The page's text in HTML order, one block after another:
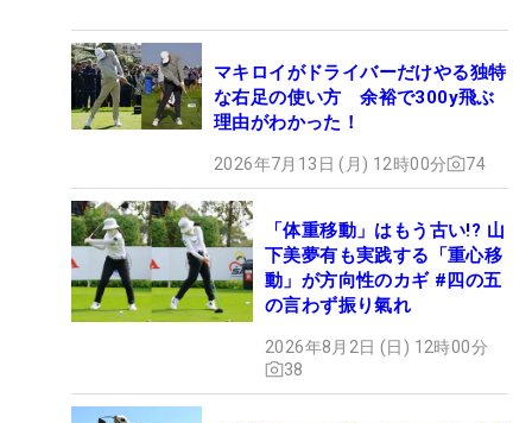
マキロイがドライバーだけやる独特
な右足の使い方 余裕で300y飛ぶ
理由がわかった！
2026年7月13日 (月) 12時00分 74
「体重移動」はもう古い!? 山
下美夢有も実践する「重心移
動」が方向性のカギ #四の五
の言わず振り氣れ
2026年8月2日 (日) 12時00分
38